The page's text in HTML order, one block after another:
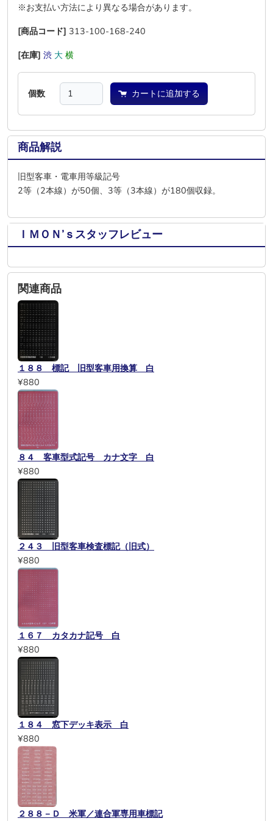
※お支払い方法により異なる場合があります。
[商品コード] 313-100-168-240
[在庫] 渋 大 横
個数 カートに追加する
商品解説
旧型客車・電車用等級記号
2等（2本線）が50個、3等（3本線）が180個収録。
ＩＭＯＮ’ｓスタッフレビュー
関連商品
１８８ 標記 旧型客車用換算 白
¥880
８４ 客車型式記号 カナ文字 白
¥880
２４３ 旧型客車検査標記（旧式）
¥880
１６７ カタカナ記号 白
¥880
１８４ 窓下デッキ表示 白
¥880
２８８－Ｄ 米軍／連合軍専用車標記